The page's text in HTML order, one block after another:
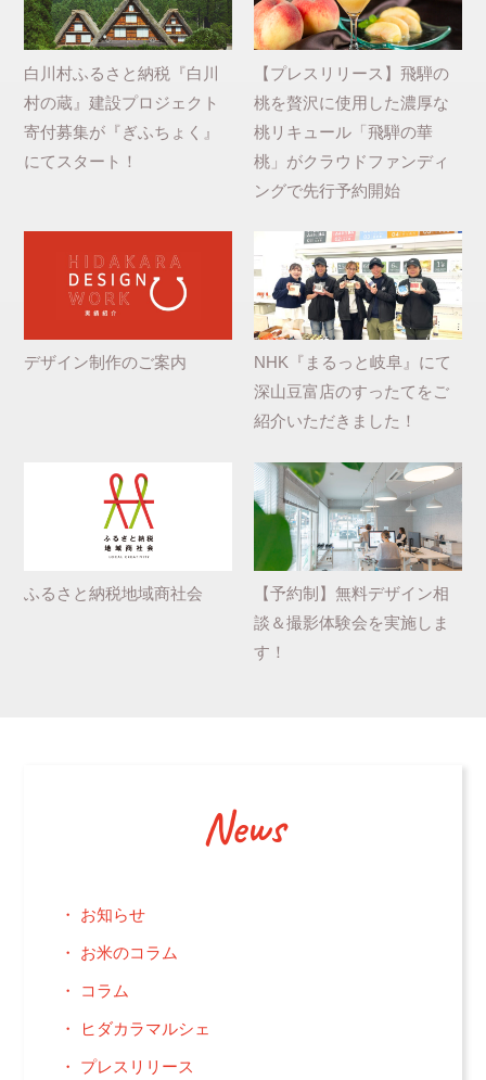
白川村ふるさと納税『白川
村の蔵』建設プロジェクト
寄付募集が『ぎふちょく』
にてスタート！
【プレスリリース】飛騨の
桃を贅沢に使用した濃厚な
桃リキュール「飛騨の華
桃」がクラウドファンディ
ングで先行予約開始
デザイン制作のご案内
NHK『まるっと岐阜』にて
深山豆富店のすったてをご
紹介いただきました！
ふるさと納税地域商社会
【予約制】無料デザイン相
談＆撮影体験会を実施しま
す！
News
お知らせ
お米のコラム
コラム
ヒダカラマルシェ
プレスリリース